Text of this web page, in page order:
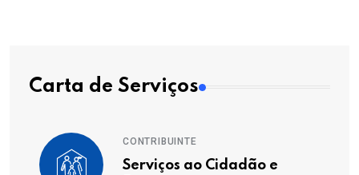
Carta de Serviços
CONTRIBUINTE
Serviços ao Cidadão e